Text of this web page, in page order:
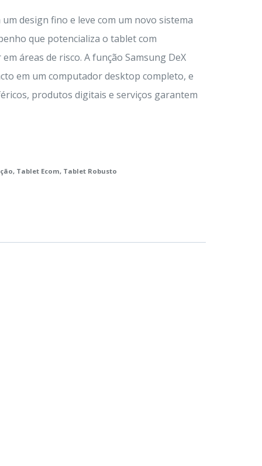
design fino e leve com um novo sistema
que potencializa o tablet com
áreas de risco. A função Samsung DeX
em um computador desktop completo, e
produtos digitais e serviços garantem
, Tablet Ecom, Tablet Robusto